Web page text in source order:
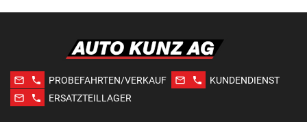
mail_outline phone PROBEFAHRTEN/VERKAUF mail_outline phone
KUNDENDIENST
mail_outline
phone ERSATZTEILLAGER